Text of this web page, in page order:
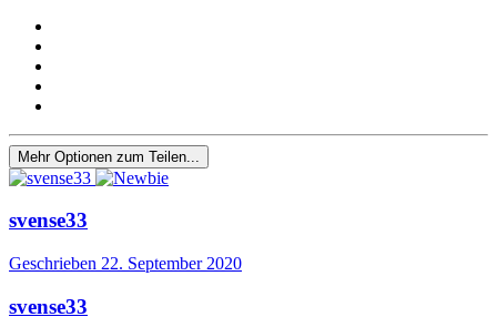
Mehr Optionen zum Teilen...
svense33
Geschrieben 22. September 2020
svense33